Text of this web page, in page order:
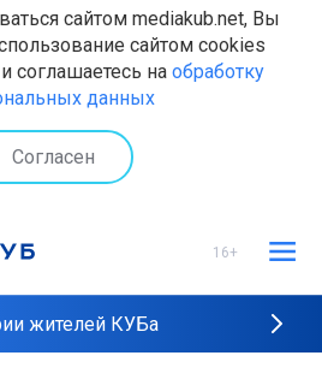
сайтом mediakub.net, Вы
сайтом cookies
соглашаетесь на обработку
данных
Согласен
16+
жителей КУБа